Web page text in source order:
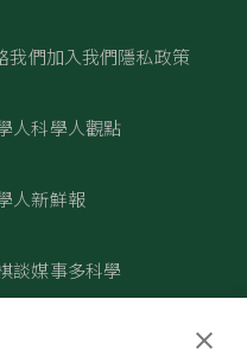
我們加入我們隱私政策
人科學人觀點
人新鮮報
談媒事多科學